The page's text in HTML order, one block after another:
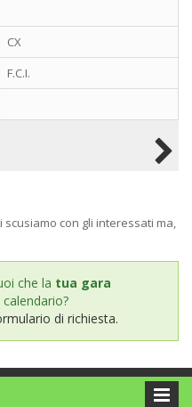
CX
F.C.I.
con gli interessati ma,
che la tua gara
di richiesta.